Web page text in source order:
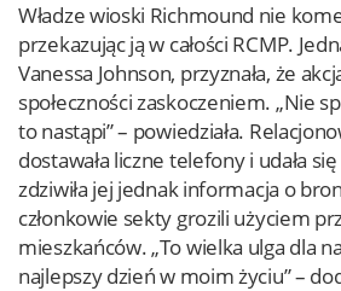
Władze wioski Richmound nie
przekazując ją w całości RCMP.
Vanessa Johnson, przyznała, że
społeczności zaskoczeniem. „Nie
to nastąpi” – powiedziała.
dostawała liczne telefony i udała
zdziwiła jej jednak informacja o
członkowie sekty grozili użyciem
mieszkańców. „To wielka ulga dla
najlepszy dzień w moim życiu” –